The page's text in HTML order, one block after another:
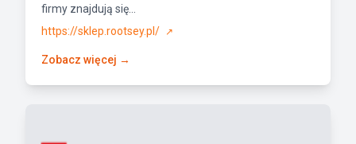
firmy znajdują się...
https://sklep.rootsey.pl/
↗
Zobacz więcej →